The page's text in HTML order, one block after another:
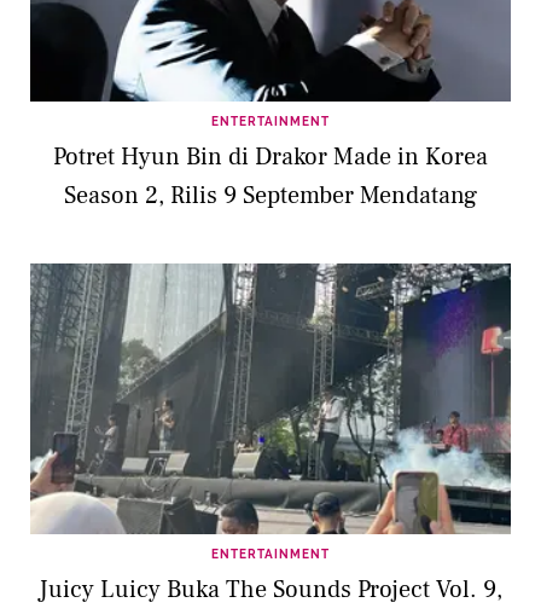
ENTERTAINMENT
Potret Hyun Bin di Drakor Made in Korea
Season 2, Rilis 9 September Mendatang
ENTERTAINMENT
Juicy Luicy Buka The Sounds Project Vol. 9,